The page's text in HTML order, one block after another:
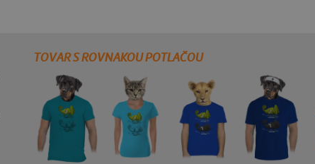
TOVAR S ROVNAKOU POTLAČOU